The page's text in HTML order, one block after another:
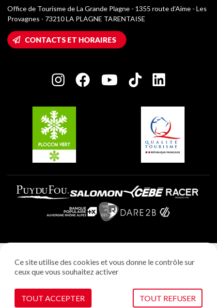
Médiathèque
Logos La Plagne
Accès Wifi
Maison des Propriétaires
Charte des Acteurs Engagés
Champagny-en-Vanoise
Plagne 1800
Plagne Villages
Plagne Aime 2000
Office de Tourisme de La Grande Plagne - 1355 route d’Aime - Les
Provagnes - 73210 LA PLAGNE TARENTAISE
CONTACTS ET HORAIRES
Gestion des cookies
Ce site utilise des cookies et vous donne le contrôle sur
ceux que vous souhaitez activer
TOUT ACCEPTER TOUT REFUSER